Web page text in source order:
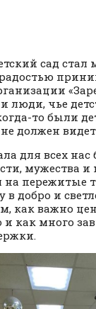
сад стал
люди, чье
то были
должен
для всех
мужества
на пережитые
в добро и
как важно
и как много